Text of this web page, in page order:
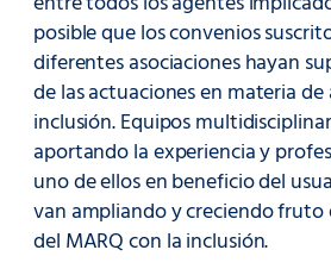
posible que los convenios
diferentes asociaciones hayan
de las actuaciones en materia de
inclusión. Equipos
aportando la experiencia y
uno de ellos en beneficio del
van ampliando y creciendo
del MARQ con la inclusión.